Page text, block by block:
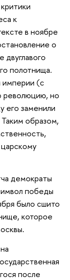
к
в ноябре
о
полотнища.
империи (с
революцию, но
его заменили
образом,
демократы
победы
было сшито
которое
после